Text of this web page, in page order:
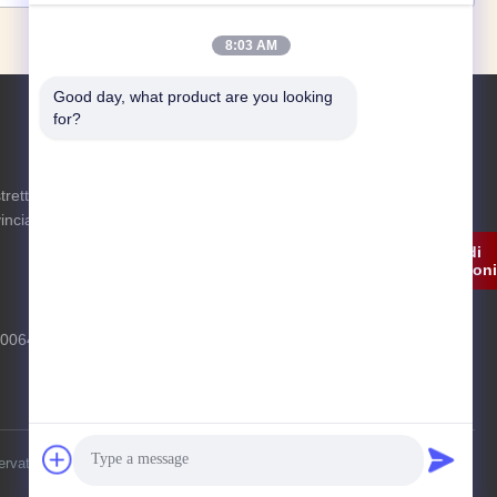
di
dello
Richiedi
Informazioni
8:03 AM
Good day, what product are you looking
for?